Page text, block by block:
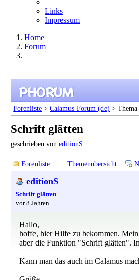
Links
Impressum
Home
Forum
Forenliste >Calamus-Forum (de) > Thema
Schrift glätten
geschrieben voneditionS
Forenliste Themenübersicht
editionS
Schrift glätten
vor 8 Jahren
Hallo,
hoffe, hier Hilfe zu bekommen. Mein
aber die Funktion "Schrift glätten".
Kann man das auch im Calamus